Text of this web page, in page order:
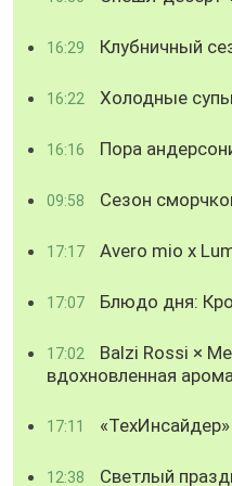
16:29 Клубничный
16:22 Холодные
16:16 Пора
09:58 Сезон
17:17 Avero mio x
17:07 Блюдо дня:
17:02
Balzi Rossi ×
вдохновленная
17:11
12:38 Светлый